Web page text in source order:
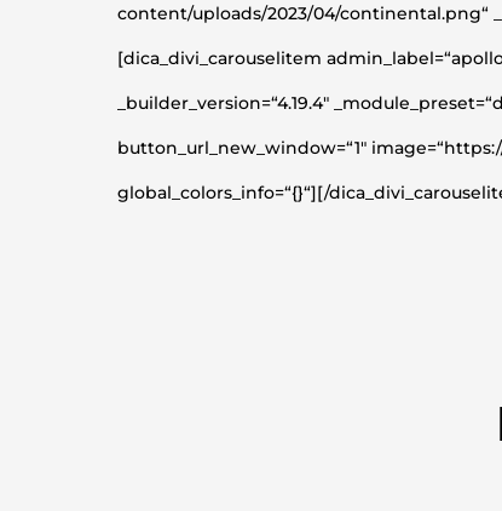
content/uploads/2023/04/continental.png“
[dica_divi_carouselitem
_builder_version=“4.19.4″
button_url_new_window=“1″
global_colors_info=“{}“][/